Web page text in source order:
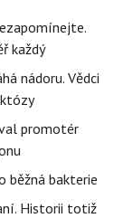
každý
nádoru. Vědci
promotér
běžná bakterie
Historii totiž